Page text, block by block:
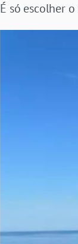
É só escolher